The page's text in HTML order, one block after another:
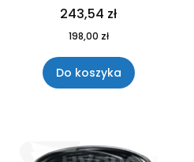
243,54 zł
198,00 zł
Do koszyka